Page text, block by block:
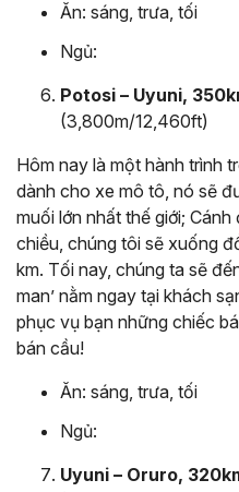
Ăn: sáng, trưa, tối
Ngủ:
Potosi – Uyuni,
(3,800m/12,460ft)
Hôm nay là một hành trình
dành cho xe mô tô, nó sẽ
muối lớn nhất thế giới;
chiều, chúng tôi sẽ xuống
km. Tối nay, chúng ta sẽ
man’ nằm ngay tại khách
phục vụ bạn những chiếc
bán cầu!
Ăn: sáng, trưa, tối
Ngủ:
Uyuni – Oruro,